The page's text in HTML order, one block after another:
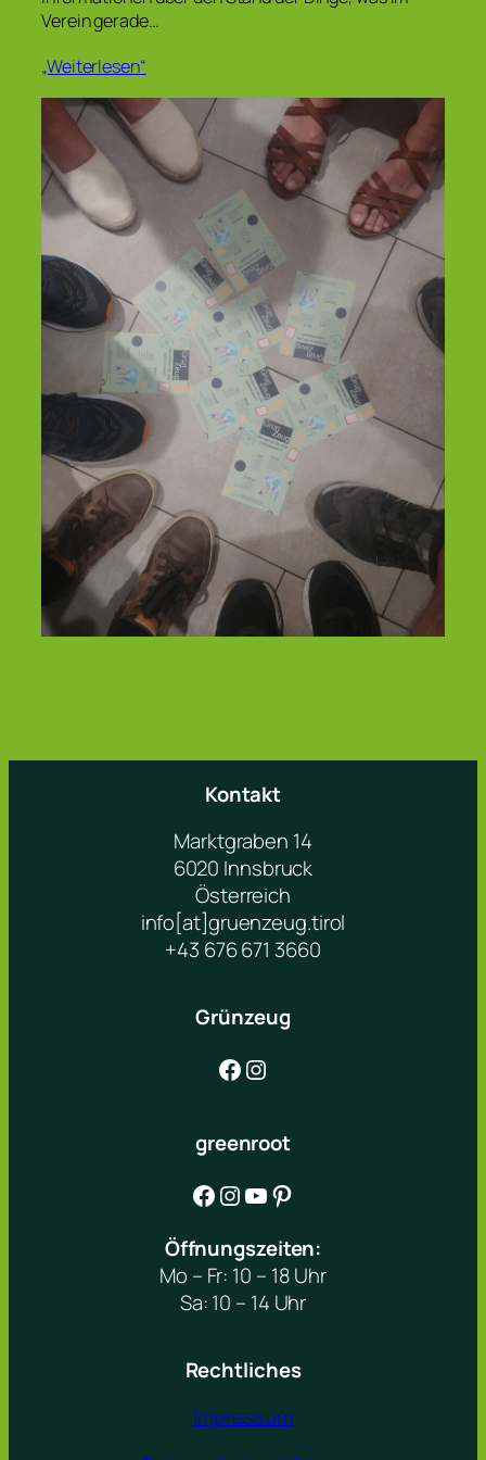
Verein gerade…
„Weiterlesen“
Kontakt
Marktgraben 14
6020 Innsbruck
Österreich
info[at]gruenzeug.tirol
+43 676 671 3660
Grünzeug
Facebook Instagram
greenroot
Facebook Instagram YouTube Pinterest
Öffnungszeiten:
Mo – Fr: 10 – 18 Uhr
Sa: 10 – 14 Uhr
Rechtliches
Impressum